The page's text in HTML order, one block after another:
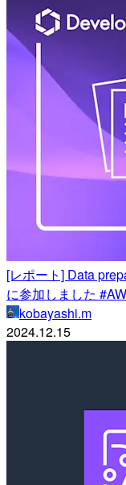
[レポート] Data
に参加しました
kobayashi.m
2024.12.15